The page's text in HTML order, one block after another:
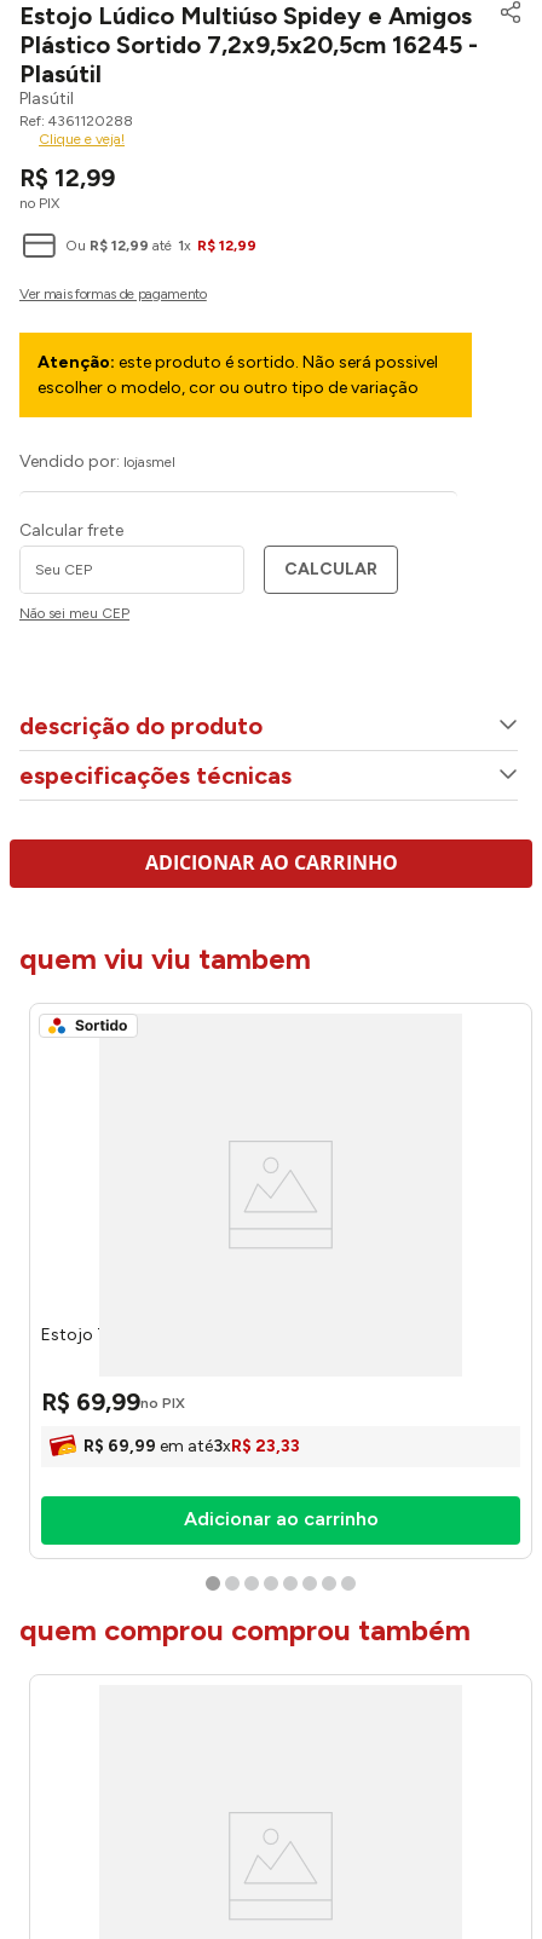
Estojo Lúdico Multiúso Spidey e Amigos
Plástico Sortido 7,2x9,5x20,5cm 16245 -
Plasútil
Plasútil
4361120288
Clique e veja!
R$ 12,99
no PIX
Ou R$ 12,99 até 1x R$ 12,99
Atenção: este produto é sortido. Não será possivel
escolher o modelo, cor ou outro tipo de variação
Vendido por: lojasmel
Calcular frete
CALCULAR
Não sei meu CEP
descrição do produto
especificações técnicas
ADICIONAR AO CARRINHO
quem viu viu tambem
Estojo Triplo Batman Sortido EI42315BM - Luxcel
R$ 69,99no PIX
R$ 69,99 em até3xR$ 23,33
Adicionar ao carrinho
quem comprou comprou também